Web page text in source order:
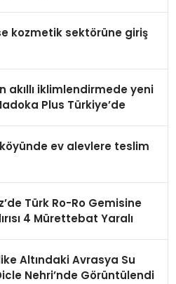
kozmetik sektörüne giriş
akıllı iklimlendirmede yeni
Plus Türkiye’de
ev alevlere teslim
Türk Ro-Ro Gemisine
4 Mürettebat Yaralı
Altındaki Avrasya Su
Nehri’nde Görüntülendi